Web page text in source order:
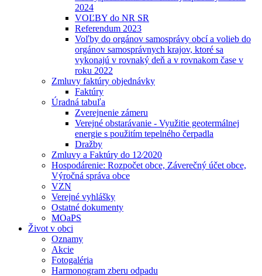
2024
VOĽBY do NR SR
Referendum 2023
Voľby do orgánov samosprávy obcí a volieb do
orgánov samosprávnych krajov, ktoré sa
vykonajú v rovnaký deň a v rovnakom čase v
roku 2022
Zmluvy faktúry objednávky
Faktúry
Úradná tabuľa
Zverejnenie zámeru
Verejné obstarávanie - Využitie geotermálnej
energie s použitím tepelného čerpadla
Dražby
Zmluvy a Faktúry do 12⁄2020
Hospodárenie: Rozpočet obce, Záverečný účet obce,
Výročná správa obce
VZN
Verejné vyhlášky
Ostatné dokumenty
MOaPS
Život v obci
Oznamy
Akcie
Fotogaléria
Harmonogram zberu odpadu